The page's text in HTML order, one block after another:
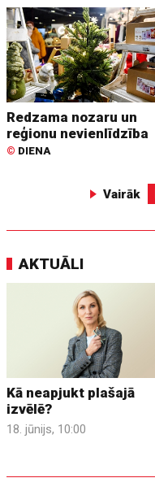
Redzama nozaru un
reģionu nevienlīdzība
© DIENA
Vairāk
AKTUĀLI
Kā neapjukt plašajā
izvēlē?
18. jūnijs, 10:00